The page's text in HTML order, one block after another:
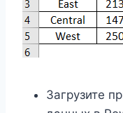
Загрузите